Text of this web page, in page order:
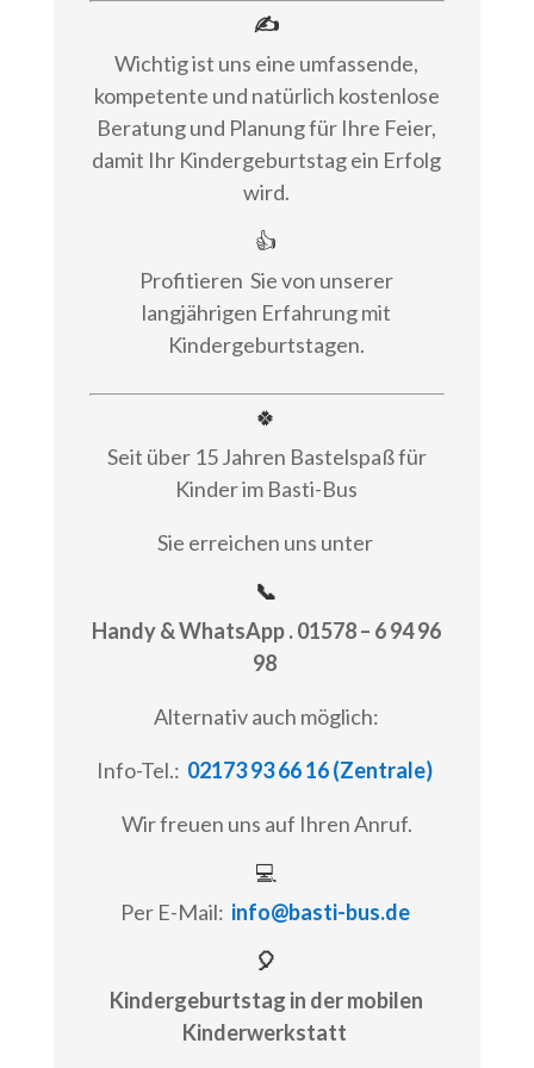
✍
Wichtig ist uns eine umfassende,
kompetente und natürlich kostenlose
Beratung und Planung für Ihre Feier,
damit Ihr Kindergeburtstag ein Erfolg
wird.
👍
Profitieren Sie von unserer
langjährigen Erfahrung mit
Kindergeburtstagen.
🍀
Seit über 15 Jahren Bastelspaß für
Kinder im Basti-Bus
Sie erreichen uns unter
📞
Handy & WhatsApp . 01578 – 6 94 96
98
Alternativ auch möglich:
Info-Tel.: 02173 93 66 16 (Zentrale)
Wir freuen uns auf Ihren Anruf.
💻
Per E-Mail: info@basti-bus.de
🎈
Kindergeburtstag in der mobilen
Kinderwerkstatt